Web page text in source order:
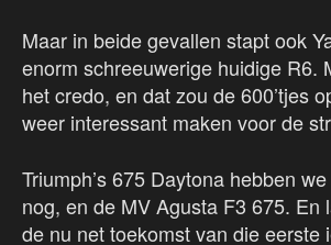
Maar in beide gevallen stapt ook
enorm schreeuwerige huidige R6.
het credo, en dat zou de 600’tjes
weer interessant maken voor de
Triumph’s 675 Daytona hebben
nog, en de MV Agusta F3 675. En
de nu net toekomst van die eerste